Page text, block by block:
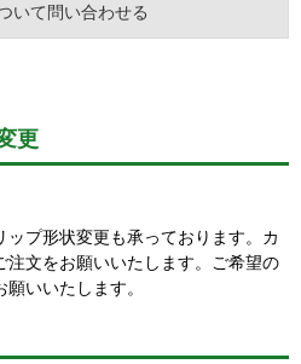
いて問い合わせる
更
プ形状変更も承っております。カ
注文をお願いいたします。ご希望の
いいたします。